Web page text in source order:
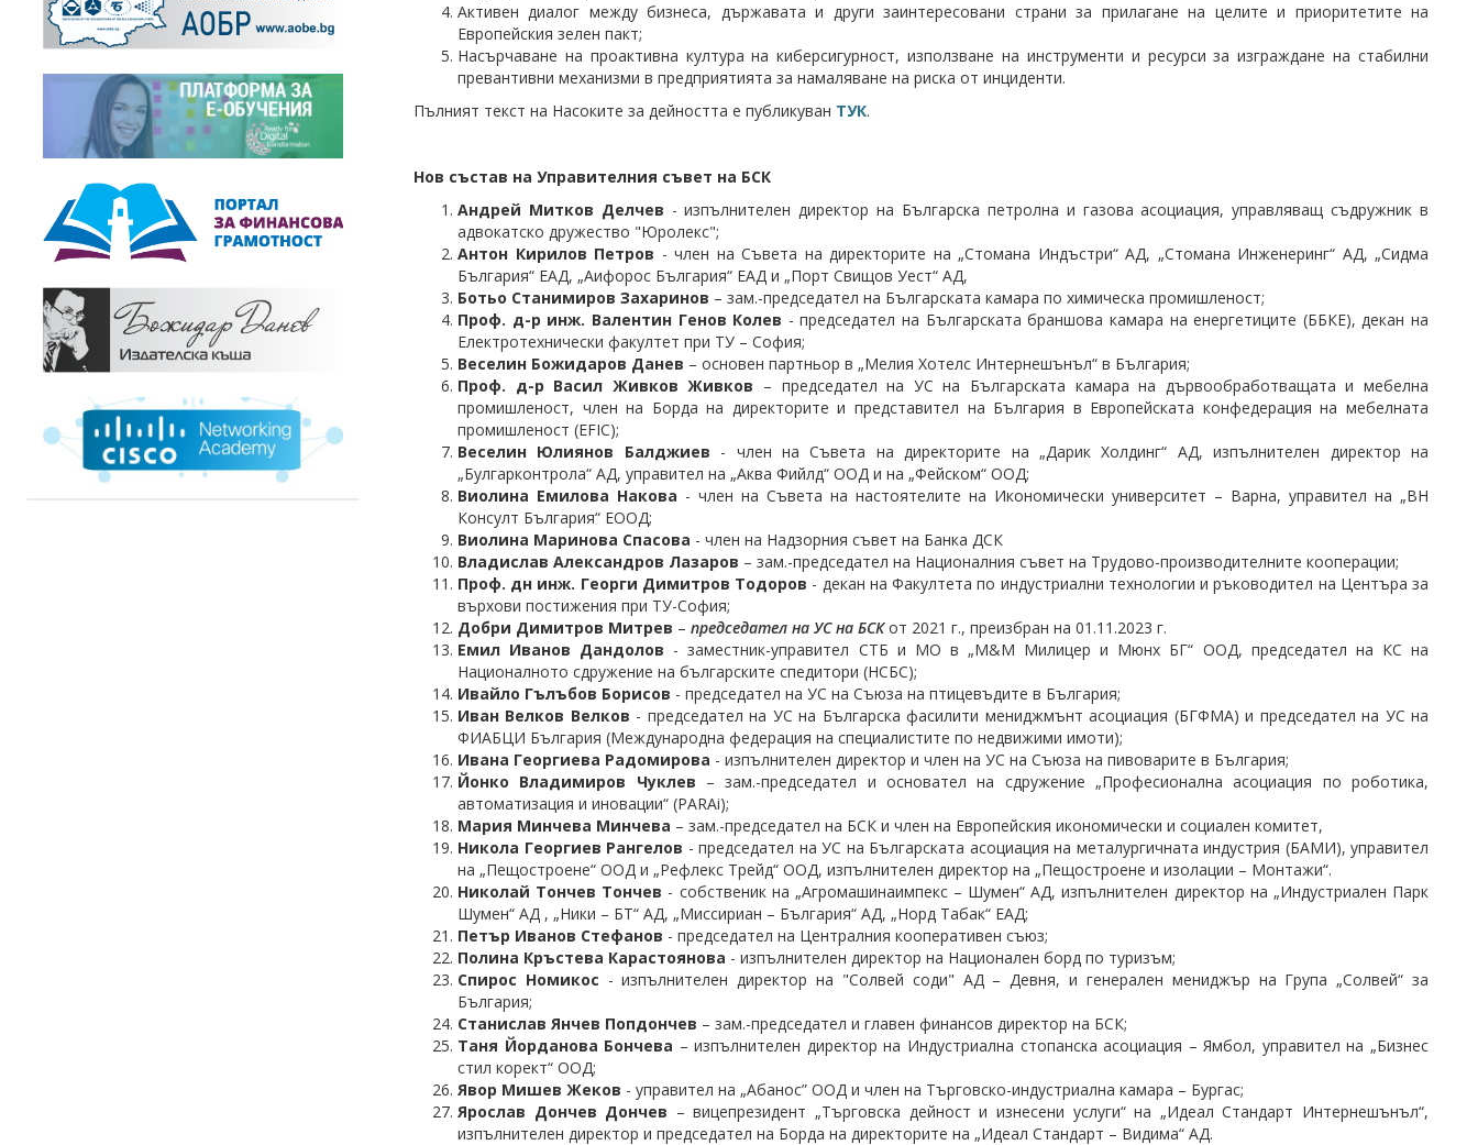
Активен диалог между бизнеса, държавата и други заинтересовани страни за прилагане на целите и приоритетите на
Европейския зелен пакт;
Насърчаване на проактивна култура на киберсигурност, използване на инструменти и ресурси за изграждане на стабилни
превантивни механизми в предприятията за намаляване на риска от инциденти.
Пълният текст на Насоките за дейността е публикуван ТУК.
Нов състав на Управителния съвет на БСК
Андрей Митков Делчев - изпълнителен директор на Българска петролна и газова асоциация, управляващ съдружник в
адвокатско дружество "Юролекс";
Антон Кирилов Петров - член на Съвета на директорите на „Стомана Индъстри“ АД, „Стомана Инженеринг“ АД, „Сидма
България“ ЕАД, „Аифорос България“ ЕАД и „Порт Свищов Уест“ АД,
Ботьо Станимиров Захаринов – зам.-председател на Българската камара по химическа промишленост;
Проф. д-р инж. Валентин Генов Колев - председател на Българската браншова камара на енергетиците (ББКЕ), декан на
Електротехнически факултет при ТУ – София;
Веселин Божидаров Данев – основен партньор в „Мелия Хотелс Интернешънъл“ в България;
Проф. д-р Васил Живков Живков – председател на УС на Българската камара на дървообработващата и мебелна
промишленост, член на Борда на директорите и представител на България в Европейската конфедерация на мебелната
промишленост (EFIC);
Веселин Юлиянов Балджиев - член на Съвета на директорите на „Дарик Холдинг“ АД, изпълнителен директор на
„Булгарконтрола“ АД, управител на „Аква Фийлд“ ООД и на „Фейском“ ООД;
Виолина Емилова Накова - член на Съвета на настоятелите на Икономически университет – Варна, управител на „ВН
Консулт България“ ЕООД;
Виолина Маринова Спасова - член на Надзорния съвет на Банка ДСК
Владислав Александров Лазаров – зам.-председател на Националния съвет на Трудово-производителните кооперации;
Проф. дн инж. Георги Димитров Тодоров - декан на Факултета по индустриални технологии и ръководител на Центъра за
върхови постижения при ТУ-София;
Добри Димитров Митрев – председател на УС на БСКот 2021 г., преизбран на 01.11.2023 г.
Емил Иванов Дандолов - заместник-управител СТБ и МО в „М&М Милицер и Мюнх БГ“ ООД, председател на КС на
Националното сдружение на българските спедитори (НСБС);
Ивайло Гълъбов Борисов - председател на УС на Съюза на птицевъдите в България;
Иван Велков Велков - председател на УС на Българска фасилити мениджмънт асоциация (БГФМА) и председател на УС на
ФИАБЦИ България (Международна федерация на специалистите по недвижими имоти);
Ивана Георгиева Радомирова - изпълнителен директор и член на УС на Съюза на пивоварите в България;
Йонко Владимиров Чуклев – зам.-председател и основател на сдружение „Професионална асоциация по роботика,
автоматизация и иновации“ (PARAi);
Мария Минчева Минчева – зам.-председател на БСК и член на Европейския икономически и социален комитет,
Никола Георгиев Рангелов - председател на УС на Българската асоциация на металургичната индустрия (БАМИ), управител
на „Пещостроене“ ООД и „Рефлекс Трейд“ ООД, изпълнителен директор на „Пещостроене и изолации – Монтажи“.
Николай Тончев Тончев - собственик на „Агромашинаимпекс – Шумен“ АД, изпълнителен директор на „Индустриален Парк
Шумен“ АД , „Ники – БТ“ АД, „Миссириан – България“ АД, „Норд Табак“ ЕАД;
Петър Иванов Стефанов - председател на Централния кооперативен съюз;
Полина Кръстева Карастоянова - изпълнителен директор на Национален борд по туризъм;
Спирос Номикос - изпълнителен директор на "Солвей соди" АД – Девня, и генерален мениджър на Група „Солвей“ за
България;
Станислав Янчев Попдончев – зам.-председател и главен финансов директор на БСК;
Таня Йорданова Бончева – изпълнителен директор на Индустриална стопанска асоциация – Ямбол, управител на „Бизнес
стил корект“ ООД;
Явор Мишев Жеков - управител на „Абанос” ООД и член на Търговско-индустриална камара – Бургас;
Ярослав Дончев Дончев – вицепрезидент „Търговска дейност и изнесени услуги“ на „Идеал Стандарт Интернешънъл“,
изпълнителен директор и председател на Борда на директорите на „Идеал Стандарт – Видима“ АД.